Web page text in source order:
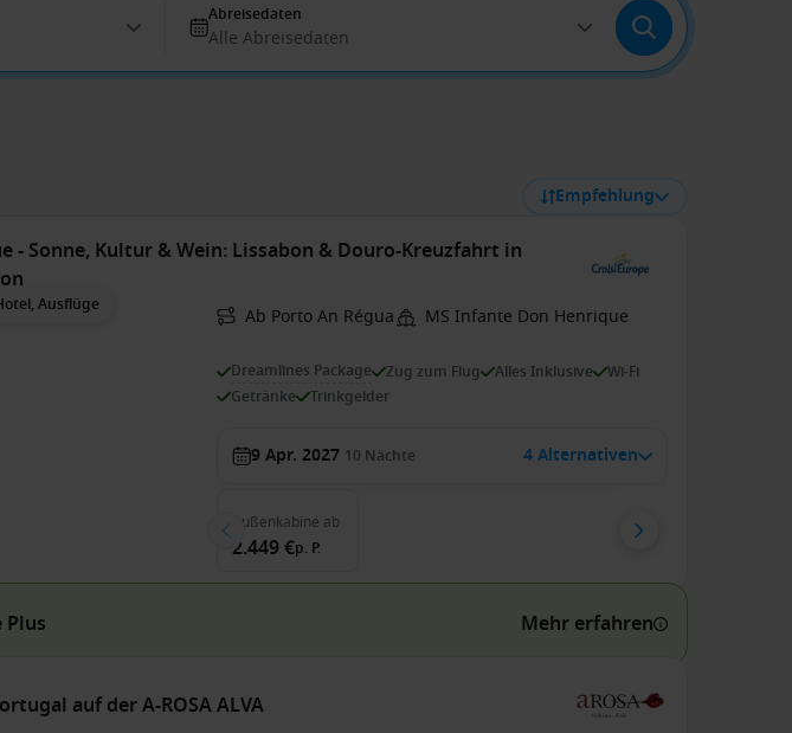
Abreisedaten
Alle Abreisedaten
Empfehlung
- Sonne, Kultur & Wein: Lissabon & Douro-Kreuzfahrt in
Ausflüge Ab Porto An Régua MS Infante Don Henrique
Dreamlines Package Zug zum Flug Alles Inklusive
Wi-Fi
Getränke
Trinkgelder
9 Apr. 2027 10 Nächte 4 Alternativen
Außenkabine ab
2.449 €p. P.
Mehr erfahren
auf der A-ROSA ALVA